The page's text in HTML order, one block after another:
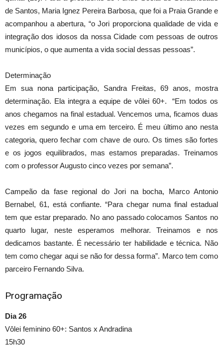
de Santos, Maria Ignez Pereira Barbosa, que foi a Praia Grande e
acompanhou a abertura, “o Jori proporciona qualidade de vida e
integração dos idosos da nossa Cidade com pessoas de outros
municípios, o que aumenta a vida social dessas pessoas”.
Determinação
Em sua nona participação, Sandra Freitas, 69 anos, mostra
determinação. Ela integra a equipe de vôlei 60+. “Em todos os
anos chegamos na final estadual. Vencemos uma, ficamos duas
vezes em segundo e uma em terceiro. É meu último ano nesta
categoria, quero fechar com chave de ouro. Os times são fortes
e os jogos equilibrados, mas estamos preparadas. Treinamos
com o professor Augusto cinco vezes por semana”.
Campeão da fase regional do Jori na bocha, Marco Antonio
Bernabel, 61, está confiante. “Para chegar numa final estadual
tem que estar preparado. No ano passado colocamos Santos no
quarto lugar, neste esperamos melhorar. Treinamos e nos
dedicamos bastante. É necessário ter habilidade e técnica. Não
tem como chegar aqui se não for dessa forma”. Marco tem como
parceiro Fernando Silva.
Programação
Dia 26
Vôlei feminino 60+: Santos x Andradina
15h30